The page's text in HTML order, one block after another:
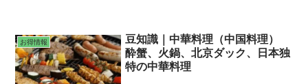
お得情報
豆知識｜中華料理（中国料理）
酔蟹、火鍋、北京ダック、日本独
特の中華料理